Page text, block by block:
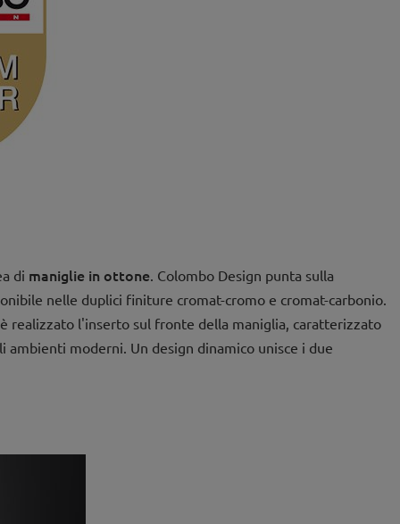
di maniglie in ottone . Colombo Design punta sulla
nelle duplici finiture cromat-cromo e cromat-carbonio.
realizzato l'inserto sul fronte della maniglia, caratterizzato
moderni. Un design dinamico unisce i due